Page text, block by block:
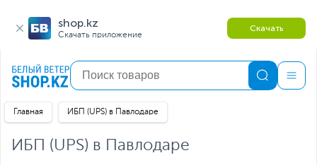
shop.kz
Скачать приложение
Скачать
Главная ИБП (UPS) в Павлодаре
ИБП (UPS) в Павлодаре